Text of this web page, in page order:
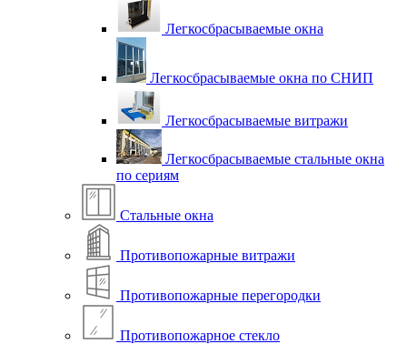
Легкосбрасываемые окна
Легкосбрасываемые окна по СНИП
Легкосбрасываемые витражи
Легкосбрасываемые стальные окна
по сериям
Стальные окна
Противопожарные витражи
Противопожарные перегородки
Противопожарное стекло